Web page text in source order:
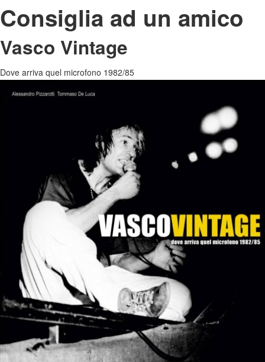
Consiglia ad un amico
Vasco Vintage
Dove arriva quel microfono 1982/85